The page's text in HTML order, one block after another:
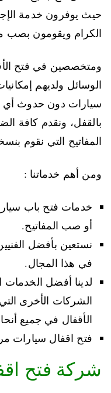
حيث يوفرون خدمة
الكرام ويقومون بصب
ومتخصصين في فتح
الوسائل ولديهم
سيارات دون حدوث أي
بالقفل، ونقدم كافة
المفاتيح التي نقوم
ومن أهم خدماتنا :
خدمات فتح باب
أو صب المفاتيح.
نستعين بأفضل
في هذا المجال.
لدينا أفضل الخدمات
الشركات الأخرى
الأقفال في جميع
فتح اقفال سيارات
شركة فتح